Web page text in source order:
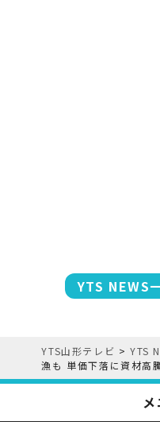
YTS NEWS
YTS山形テレビ >YTS
漁も 単価下落に資材高